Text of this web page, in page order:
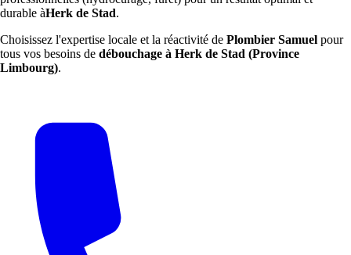
durable àHerk de Stad.
Choisissez l'expertise locale et la réactivité de Plombier Samuel pour
tous vos besoins de débouchage à Herk de Stad (Province
Limbourg).